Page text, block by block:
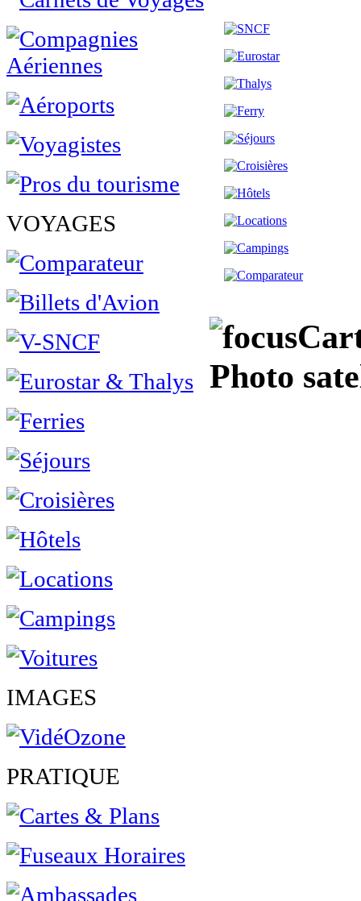
VOYAGES
IMAGES
PRATIQUE
Photo